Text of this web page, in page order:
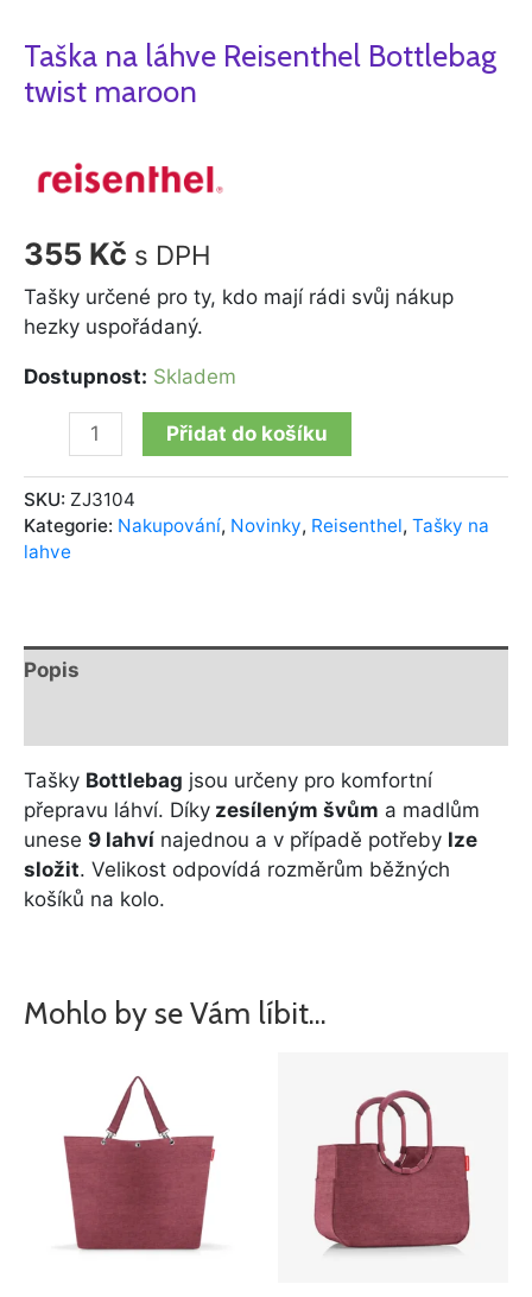
Taška na láhve Reisenthel Bottlebag
twist maroon
355 Kč s DPH
Tašky určené pro ty, kdo mají rádi svůj nákup
hezky uspořádaný.
Dostupnost: Skladem
Přidat do košíku
SKU: ZJ3104
Kategorie: Nakupování, Novinky, Reisenthel, Tašky na
lahve
Popis
Tašky Bottlebag jsou určeny pro komfortní
přepravu láhví. Díky zesíleným švům a madlům
unese 9 lahví najednou a v případě potřeby lze
složit. Velikost odpovídá rozměrům běžných
košíků na kolo.
Mohlo by se Vám líbit…